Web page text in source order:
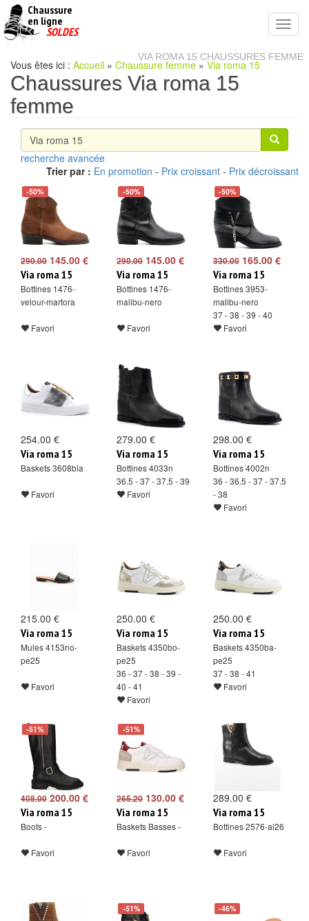
Chaussure
en ligne
pas
SOLDES
VIA ROMA 15 CHAUSSURES FEMME
Vous êtes ici : Accueil » Chaussure femme » Via roma 15
Chaussures Via roma 15
femme
recherche avancée
Trier par : En promotion - Prix croissant - Prix décroissant
-50%
290.00 145.00 €
Via roma 15
Bottines 1476-
velour-martora
Favori
-50%
290.00145.00 €
Via roma 15
Bottines 1476-
malibu-nero
Favori
-50%
330.00165.00 €
Via roma 15
Bottines 3953-
malibu-nero
37 - 38 - 39 - 40
Favori
254.00 €
Via roma 15
Baskets 3608bla
Favori
279.00 €
Via roma 15
Bottines 4033n
36.5 - 37 - 37.5 - 39
Favori
298.00 €
Via roma 15
Bottines 4002n
36 - 36.5 - 37 - 37.5
- 38
Favori
215.00 €
Via roma 15
Mules 4153no-
pe25
Favori
250.00 €
Via roma 15
Baskets 4350bo-
pe25
36 - 37 - 38 - 39 -
40 - 41
Favori
250.00 €
Via roma 15
Baskets 4350ba-
pe25
37 - 38 - 41
Favori
-51%
408.00 200.00 €
Via roma 15
Boots -
Favori
-51%
265.20130.00 €
Via roma 15
Baskets Basses -
Favori
289.00 €
Via roma 15
Bottines 2576-ai26
Favori
-51% -46%